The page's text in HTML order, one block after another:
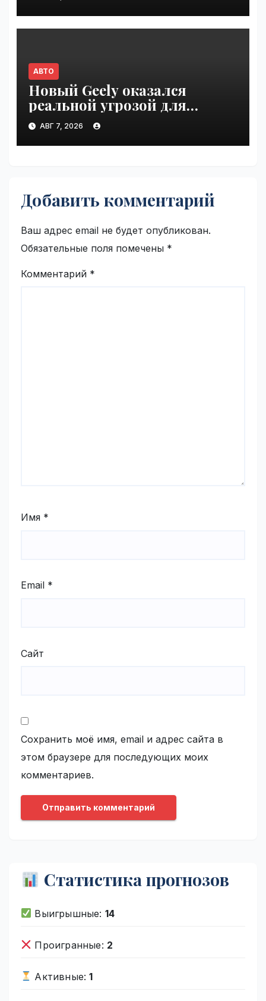
молодёжь | VseTime.ru
АВТО
Новый Geely оказался
реальной угрозой для
Volkswagen Polo в Германии |
VseTime.ru
АВГ 7, 2026
Добавить комментарий
Ваш адрес email не будет опубликован.
Обязательные поля помечены *
Комментарий *
Имя *
Email *
Сайт
Сохранить моё имя, email и адрес сайта в
этом браузере для последующих моих
комментариев.
Статистика прогнозов
Выигрышные: 14
Проигранные: 2
Активные:1